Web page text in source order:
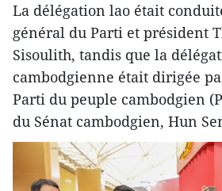
La délégation lao était
général du Parti et président
Sisoulith, tandis que la
cambodgienne était dirigée
Parti du peuple cambodgien
du Sénat cambodgien, Hun